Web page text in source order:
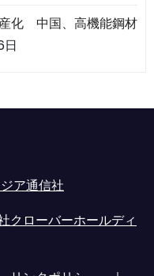
化 中国、高機能鋼材
ア通信社
クローバーホールディ